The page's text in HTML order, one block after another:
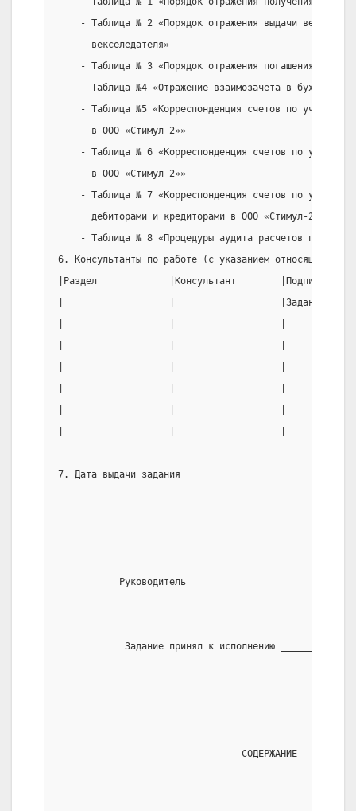
- Таблица № 2 «Порядок отражения выдачи векселя
      векселедателя»
- Таблица № 3 «Порядок отражения погашения
- Таблица №4 «Отражение взаимозачета в
- Таблица №5 «Корреспонденция счетов по учету
    - в ООО «Стимул-2»»
- Таблица № 6 «Корреспонденция счетов по учету
    - в ООО «Стимул-2»»
- Таблица № 7 «Корреспонденция счетов по учету
      дебиторами и кредиторами в ООО «Стимул-2»»
- Таблица № 8 «Процедуры аудита расчетов по
6. Консультанты по работе (с указанием относящихся к
|Раздел             |Консультант
|                   |                   |Задание принял
7. Дата выдачи задания
Руководитель
Задание принял к исполнению
                                 СОДЕРЖАНИЕ